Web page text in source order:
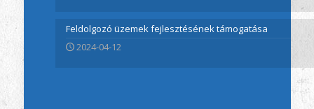
Feldolgozó üzemek fejlesztésének támogatása
2024-04-12